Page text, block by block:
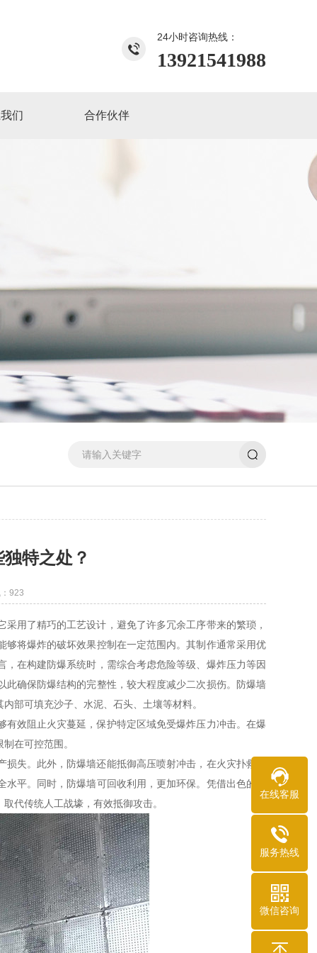
24小时咨询热线：
13921541988
们 合作伙伴
特之处？
923
用了精巧的工艺设计，避免了许多冗余工序带来的繁琐，
将爆炸的破坏效果控制在一定范围内。其制作通常采用优
在构建防爆系统时，需综合考虑危险等级、爆炸压力等因
确保防爆结构的完整性，较大程度减少二次损伤。防爆墙
部可填充沙子、水泥、石头、土壤等材料。
效阻止火灾蔓延，保护特定区域免受爆炸压力冲击。在爆
在可控范围。
失。此外，防爆墙还能抵御高压喷射冲击，在火灾扑救过
平。同时，防爆墙可回收利用，更加环保。凭借出色的抗
代传统人工战壕，有效抵御攻击。
在线客服
服务热线
微信咨询